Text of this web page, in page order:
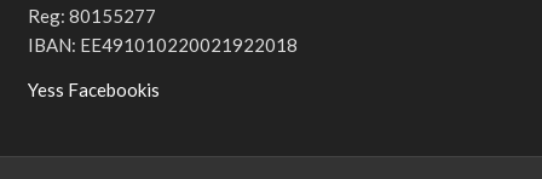
Reg: 80155277
IBAN: EE491010220021922018
Yess Facebookis